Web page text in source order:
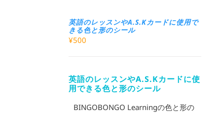
英語のレッスンやA.S.Kカードに使用で
きる色と形のシール
¥500
英語のレッスンやA.S.Kカードに使
用できる色と形のシール
BINGOBONGO Learningの色と形の